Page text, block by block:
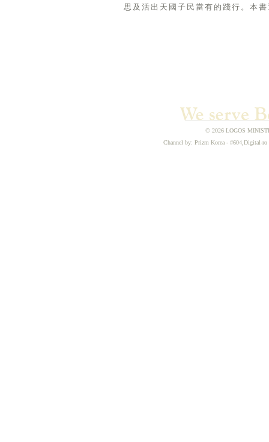
思及活出天國子民當有的踐行。本
© 2026 LOGOS
Channel by: Prizm Korea - #604,Digital-